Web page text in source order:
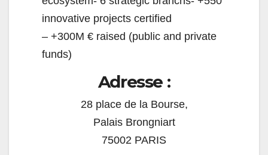
innovative projects certified
– +300M € raised (public and private
funds)
Adresse :
28 place de la Bourse,
Palais Brongniart
75002 PARIS